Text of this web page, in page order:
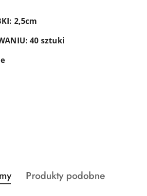
2,5cm
40 sztuki
produktów
Produkty
Produkty podobne